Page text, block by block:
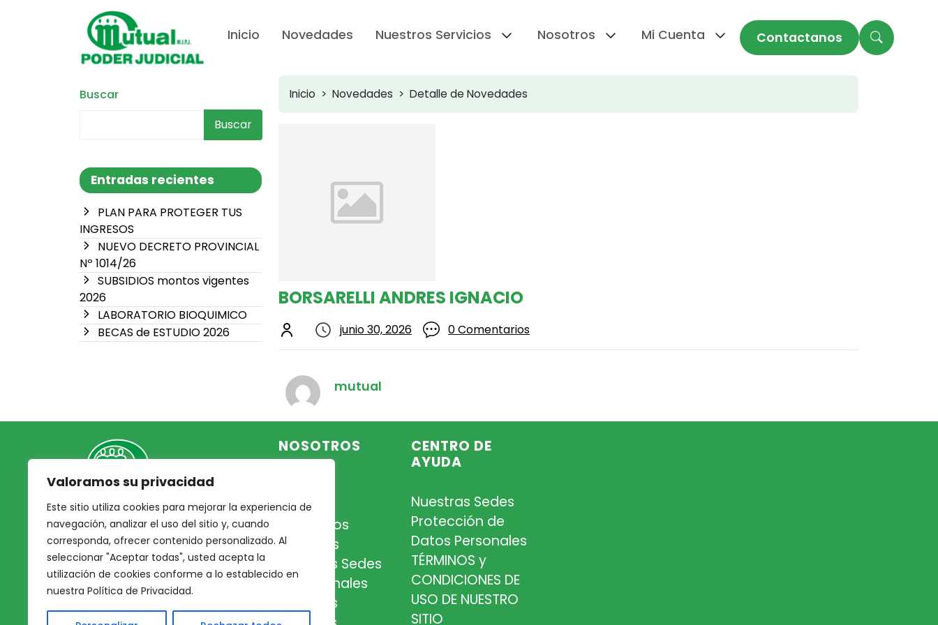
Valoramos su privacidad
Este sitio utiliza cookies para mejorar la experiencia de
navegación, analizar el uso del sitio y, cuando
corresponda, ofrecer contenido personalizado. Al
seleccionar "Aceptar todas", usted acepta la
utilización de cookies conforme a lo establecido en
nuestra Política de Privacidad.
Inicio Novedades Nuestros Servicios Nosotros Mi Cuenta Contactanos
Buscar
Buscar
Entradas recientes
PLAN PARA PROTEGER TUS
INGRESOS
NUEVO DECRETO PROVINCIAL
Nº 1014/26
SUBSIDIOS montos vigentes
2026
LABORATORIO BIOQUIMICO
BECAS de ESTUDIO 2026
Inicio Novedades Detalle de Novedades
BORSARELLI ANDRES IGNACIO
junio 30, 2026 0 Comentarios
mutual
Mutual Integrantes del
Poder Judicial
afiliacion@mjpj.org.ar
+54 9 342 467-4510
NOSOTROS
Acceso
Asociados
Nosotros
Nuestras Sedes
Profesionales
Nuestros
CENTRO DE
AYUDA
Nuestras Sedes
Protección de
Datos Personales
TÉRMINOS y
CONDICIONES DE
USO DE NUESTRO
SITIO